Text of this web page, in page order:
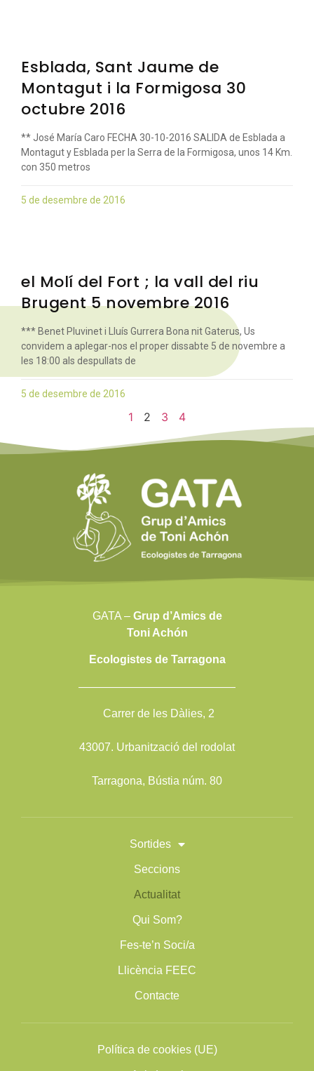
Esblada, Sant Jaume de
Montagut i la Formigosa 30
octubre 2016
** José María Caro FECHA 30-10-2016 SALIDA de Esblada a
Montagut y Esblada per la Serra de la Formigosa, unos 14 Km.
con 350 metros
5 de desembre de 2016
el Molí del Fort ; la vall del riu
Brugent 5 novembre 2016
*** Benet Pluvinet i Lluís Gurrera Bona nit Gaterus, Us
convidem a aplegar-nos el proper dissabte 5 de novembre a
les 18:00 als despullats de
5 de desembre de 2016
1 2 3 4
GATA – Grup d’Amics de
Toni Achón
Ecologistes de Tarragona
——————————————
Carrer de les Dàlies, 2
43007. Urbanització del rodolat
Tarragona, Bústia núm. 80
Sortides
Seccions
Actualitat
Qui Som?
Fes-te’n Soci/a
Llicència FEEC
Contacte
Política de cookies (UE)